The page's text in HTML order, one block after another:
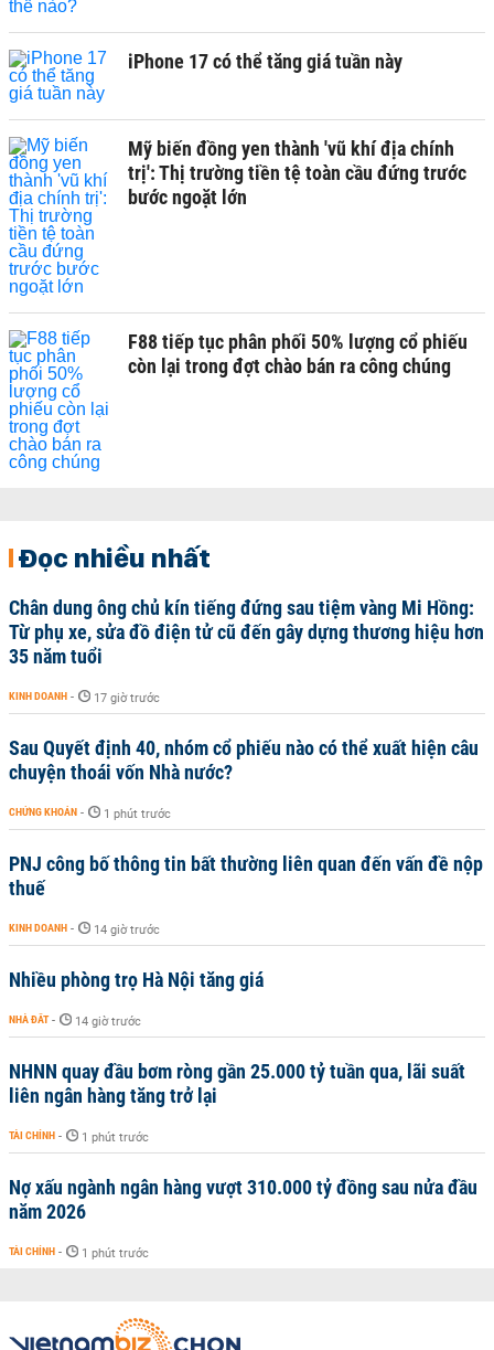
iPhone 17 có thể tăng giá tuần này
Mỹ biến đồng yen thành 'vũ khí địa chính
trị': Thị trường tiền tệ toàn cầu đứng trước
bước ngoặt lớn
F88 tiếp tục phân phối 50% lượng cổ phiếu
còn lại trong đợt chào bán ra công chúng
Đọc nhiều nhất
Chân dung ông chủ kín tiếng đứng sau tiệm vàng Mi Hồng:
Từ phụ xe, sửa đồ điện tử cũ đến gây dựng thương hiệu hơn
35 năm tuổi
KINH DOANH - 17 giờ trước
Sau Quyết định 40, nhóm cổ phiếu nào có thể xuất hiện câu
chuyện thoái vốn Nhà nước?
CHỨNG KHOÁN - 1 phút trước
PNJ công bố thông tin bất thường liên quan đến vấn đề nộp
thuế
KINH DOANH - 14 giờ trước
Nhiều phòng trọ Hà Nội tăng giá
NHÀ ĐẤT - 14 giờ trước
NHNN quay đầu bơm ròng gần 25.000 tỷ tuần qua, lãi suất
liên ngân hàng tăng trở lại
TÀI CHÍNH - 1 phút trước
Nợ xấu ngành ngân hàng vượt 310.000 tỷ đồng sau nửa đầu
năm 2026
TÀI CHÍNH - 1 phút trước